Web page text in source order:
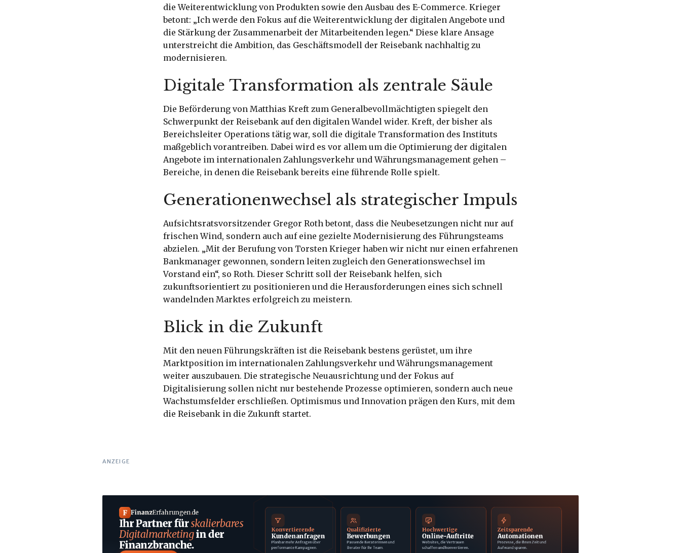
die Weiterentwicklung von Produkten sowie den Ausbau des E-Commerce. Krieger
betont: „Ich werde den Fokus auf die Weiterentwicklung der digitalen Angebote und
die Stärkung der Zusammenarbeit der Mitarbeitenden legen.“ Diese klare Ansage
unterstreicht die Ambition, das Geschäftsmodell der Reisebank nachhaltig zu
modernisieren.
Digitale Transformation als zentrale Säule
Die Beförderung von Matthias Kreft zum Generalbevollmächtigten spiegelt den
Schwerpunkt der Reisebank auf den digitalen Wandel wider. Kreft, der bisher als
Bereichsleiter Operations tätig war, soll die digitale Transformation des Instituts
maßgeblich vorantreiben. Dabei wird es vor allem um die Optimierung der digitalen
Angebote im internationalen Zahlungsverkehr und Währungsmanagement gehen –
Bereiche, in denen die Reisebank bereits eine führende Rolle spielt.
Generationenwechsel als strategischer Impuls
Aufsichtsratsvorsitzender Gregor Roth betont, dass die Neubesetzungen nicht nur auf
frischen Wind, sondern auch auf eine gezielte Modernisierung des Führungsteams
abzielen. „Mit der Berufung von Torsten Krieger haben wir nicht nur einen erfahrenen
Bankmanager gewonnen, sondern leiten zugleich den Generationswechsel im
Vorstand ein“, so Roth. Dieser Schritt soll der Reisebank helfen, sich
zukunftsorientiert zu positionieren und die Herausforderungen eines sich schnell
wandelnden Marktes erfolgreich zu meistern.
Blick in die Zukunft
Mit den neuen Führungskräften ist die Reisebank bestens gerüstet, um ihre
Marktposition im internationalen Zahlungsverkehr und Währungsmanagement
weiter auszubauen. Die strategische Neuausrichtung und der Fokus auf
Digitalisierung sollen nicht nur bestehende Prozesse optimieren, sondern auch neue
Wachstumsfelder erschließen. Optimismus und Innovation prägen den Kurs, mit dem
die Reisebank in die Zukunft startet.
ANZEIGE
F FinanzErfahrungen.de
Ihr Partner fürskalierbares
Digitalmarketingin der
Finanzbranche.
Konvertierende
Kundenanfragen
Planbar mehr Anfragen über
performante Kampagnen.
Qualifizierte
Bewerbungen
Passende Beraterinnen und
Berater für Ihr Team.
Hochwertige
Online-Auftritte
Websites, die Vertrauen
schaffen und konvertieren.
Zeitsparende
Automationen
Prozesse, die Ihnen Zeit und
Aufwand sparen.